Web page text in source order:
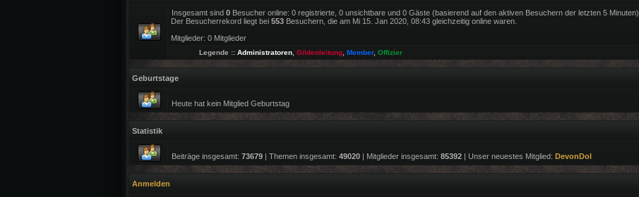
Insgesamt sind 0 Besucher online: 0 registrierte, 0 unsichtbare und 0 Gäste (basierend auf den aktiven Besuchern der letzten 5 Minuten)
Der Besucherrekord liegt bei 553 Besuchern, die am Mi 15. Jan 2020, 08:43 gleichzeitig online waren.
Mitglieder: 0 Mitglieder
Legende :: Administratoren Gildenleitung Member, Offizier
Geburtstage
Heute hat kein Mitglied Geburtstag
Statistik
Beiträge insgesamt: 73679 | Themen insgesamt: 49020 | Mitglieder insgesamt: 85392 | Unser neuestes Mitglied: DevonDol
Anmelden